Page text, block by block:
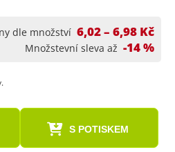
dle množství 6,02 – 6,98 Kč
Množstevní sleva až -14 %
S POTISKEM